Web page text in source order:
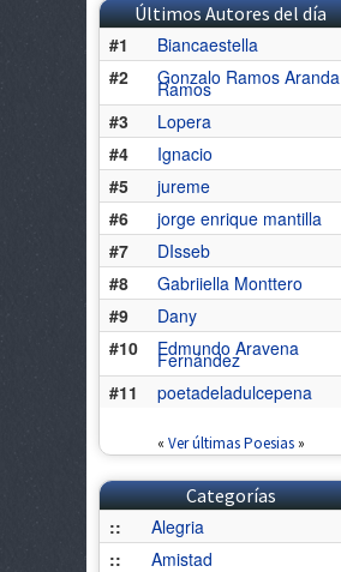
Últimos Autores del día
#1
Biancaestella
#2
Gonzalo Ramos Aranda
Ramos
#3
Lopera
#4
Ignacio
#5
jureme
#6
jorge enrique mantilla
#7
DIsseb
#8
Gabriiella Monttero
#9
Dany
#10
Edmundo Aravena
Fernández
#11
poetadeladulcepena
« Ver últimas Poesias»
Categorías
::
Alegria
::
Amistad